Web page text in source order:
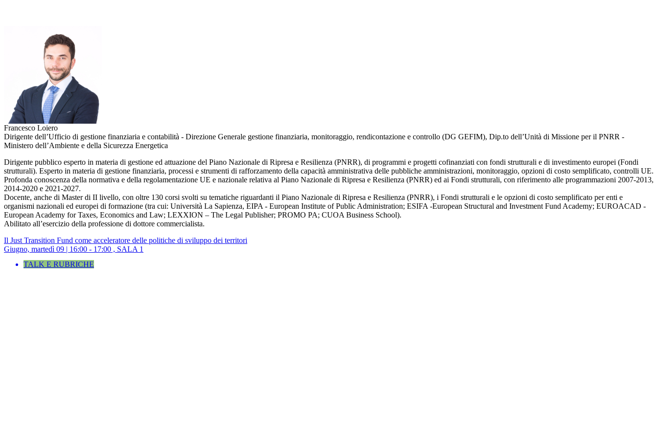
Francesco Loiero
Dirigente dell’Ufficio di gestione finanziaria e contabilità - Direzione Generale gestione finanziaria, monitoraggio, rendicontazione e controllo (DG GEFIM), Dip.to dell’Unità di Missione per il PNRR -
Ministero dell’Ambiente e della Sicurezza Energetica
Dirigente pubblico esperto in materia di gestione ed attuazione del Piano Nazionale di Ripresa e Resilienza (PNRR), di programmi e progetti cofinanziati con fondi strutturali e di investimento europei (Fondi
strutturali). Esperto in materia di gestione finanziaria, processi e strumenti di rafforzamento della capacità amministrativa delle pubbliche amministrazioni, monitoraggio, opzioni di costo semplificato, controlli UE.
Profonda conoscenza della normativa e della regolamentazione UE e nazionale relativa al Piano Nazionale di Ripresa e Resilienza (PNRR) ed ai Fondi strutturali, con riferimento alle programmazioni 2007-2013,
2014-2020 e 2021-2027.
Docente, anche di Master di II livello, con oltre 130 corsi svolti su tematiche riguardanti il Piano Nazionale di Ripresa e Resilienza (PNRR), i Fondi strutturali e le opzioni di costo semplificato per enti e
organismi nazionali ed europei di formazione (tra cui: Università La Sapienza, EIPA - European Institute of Public Administration; ESIFA -European Structural and Investment Fund Academy; EUROACAD -
European Academy for Taxes, Economics and Law; LEXXION – The Legal Publisher; PROMO PA; CUOA Business School).
Abilitato all’esercizio della professione di dottore commercialista.
Il Just Transition Fund come acceleratore delle politiche di sviluppo dei territori
Giugno, martedì 09 | 16:00 - 17:00 , SALA 1
TALK E RUBRICHE